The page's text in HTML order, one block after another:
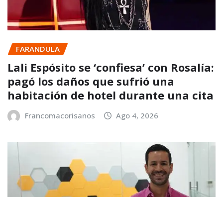
FARANDULA
Lali Espósito se ‘confiesa’ con Rosalía:
pagó los daños que sufrió una
habitación de hotel durante una cita
Francomacorisanos Ago 4, 2026